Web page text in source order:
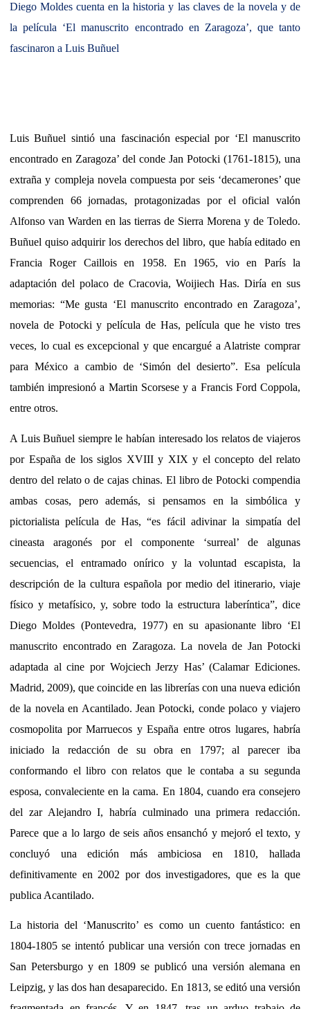
Diego Moldes cuenta en la historia y las claves de la novela y de
la película ‘El manuscrito encontrado en Zaragoza’, que tanto
fascinaron a Luis Buñuel
Luis Buñuel sintió una fascinación especial por ‘El manuscrito
encontrado en Zaragoza’ del conde Jan Potocki (1761-1815), una
extraña y compleja novela compuesta por seis ‘decamerones’ que
comprenden 66 jornadas, protagonizadas por el oficial valón
Alfonso van Warden en las tierras de Sierra Morena y de Toledo.
Buñuel quiso adquirir los derechos del libro, que había editado en
Francia Roger Caillois en 1958. En 1965, vio en París la
adaptación del polaco de Cracovia, Woijiech Has. Diría en sus
memorias: “Me gusta ‘El manuscrito encontrado en Zaragoza’,
novela de Potocki y película de Has, película que he visto tres
veces, lo cual es excepcional y que encargué a Alatriste comprar
para México a cambio de ‘Simón del desierto”. Esa película
también impresionó a Martin Scorsese y a Francis Ford Coppola,
entre otros.
A Luis Buñuel siempre le habían interesado los relatos de viajeros
por España de los siglos XVIII y XIX y el concepto del relato
dentro del relato o de cajas chinas. El libro de Potocki compendia
ambas cosas, pero además, si pensamos en la simbólica y
pictorialista película de Has, “es fácil adivinar la simpatía del
cineasta aragonés por el componente ‘surreal’ de algunas
secuencias, el entramado onírico y la voluntad escapista, la
descripción de la cultura española por medio del itinerario, viaje
físico y metafísico, y, sobre todo la estructura laberíntica”, dice
Diego Moldes (Pontevedra, 1977) en su apasionante libro ‘El
manuscrito encontrado en Zaragoza. La novela de Jan Potocki
adaptada al cine por Wojciech Jerzy Has’ (Calamar Ediciones.
Madrid, 2009), que coincide en las librerías con una nueva edición
de la novela en Acantilado. Jean Potocki, conde polaco y viajero
cosmopolita por Marruecos y España entre otros lugares, habría
iniciado la redacción de su obra en 1797; al parecer iba
conformando el libro con relatos que le contaba a su segunda
esposa, convaleciente en la cama. En 1804, cuando era consejero
del zar Alejandro I, habría culminado una primera redacción.
Parece que a lo largo de seis años ensanchó y mejoró el texto, y
concluyó una edición más ambiciosa en 1810, hallada
definitivamente en 2002 por dos investigadores, que es la que
publica Acantilado.
La historia del ‘Manuscrito’ es como un cuento fantástico: en
1804-1805 se intentó publicar una versión con trece jornadas en
San Petersburgo y en 1809 se publicó una versión alemana en
Leipzig, y las dos han desaparecido. En 1813, se editó una versión